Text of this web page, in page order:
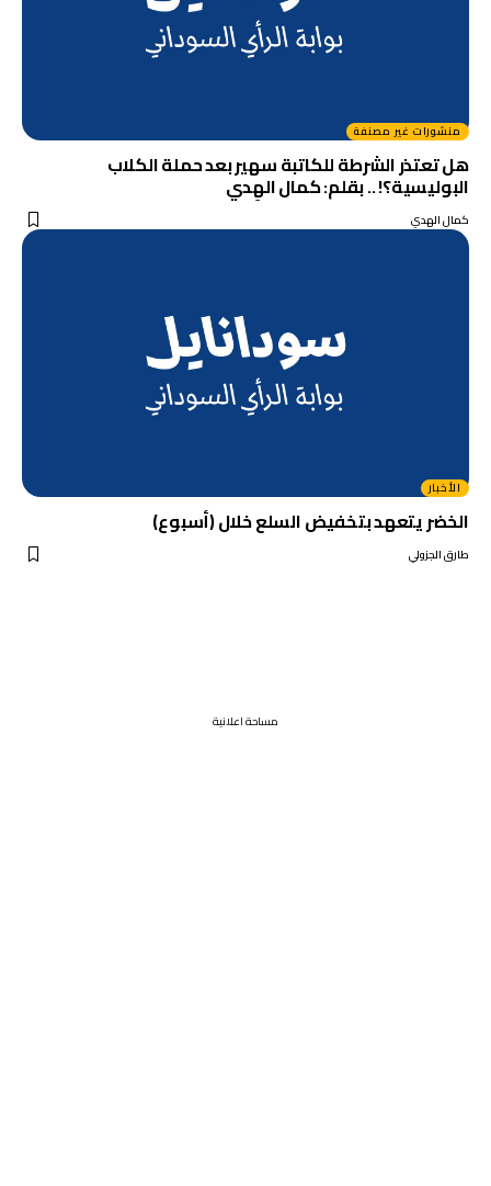
منشورات غير مصنفة
هل تعتذر الشرطة للكاتبة سهير بعد حملة الكلاب
البوليسية؟! .. بقلم: كمال الهِدي
كمال الهدي
الأخبار
الخضر يتعهد بتخفيض السلع خلال (أسبوع)
طارق الجزولي
مساحة اعلانية